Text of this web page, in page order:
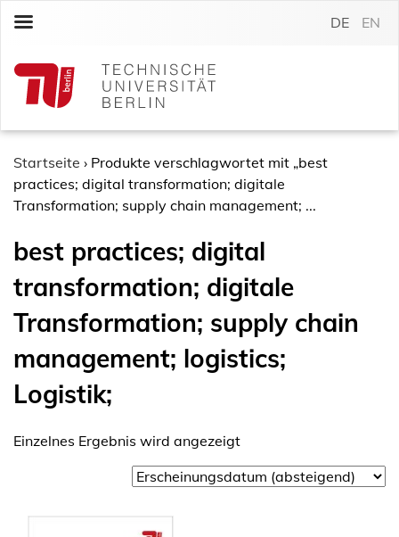
c
DE EN
Startseite › Produkte verschlagwortet mit „best
practices; digital transformation; digitale
Transformation; supply chain management; ...
best practices; digital
transformation; digitale
Transformation; supply chain
management; logistics;
Logistik;
Einzelnes Ergebnis wird angezeigt